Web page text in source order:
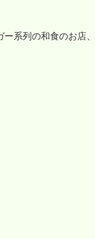
系列の和食のお店、